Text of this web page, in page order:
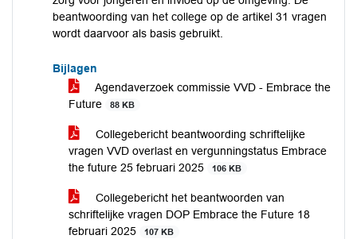
beantwoording van het college op de artikel 31 vragen
wordt daarvoor als basis gebruikt.
Bijlagen
Agendaverzoek commissie VVD - Embrace the
Future
88 KB
Collegebericht beantwoording schriftelijke
vragen VVD overlast en vergunningstatus Embrace
the future 25 februari 2025
106 KB
Collegebericht het beantwoorden van
schriftelijke vragen DOP Embrace the Future 18
februari 2025
107 KB